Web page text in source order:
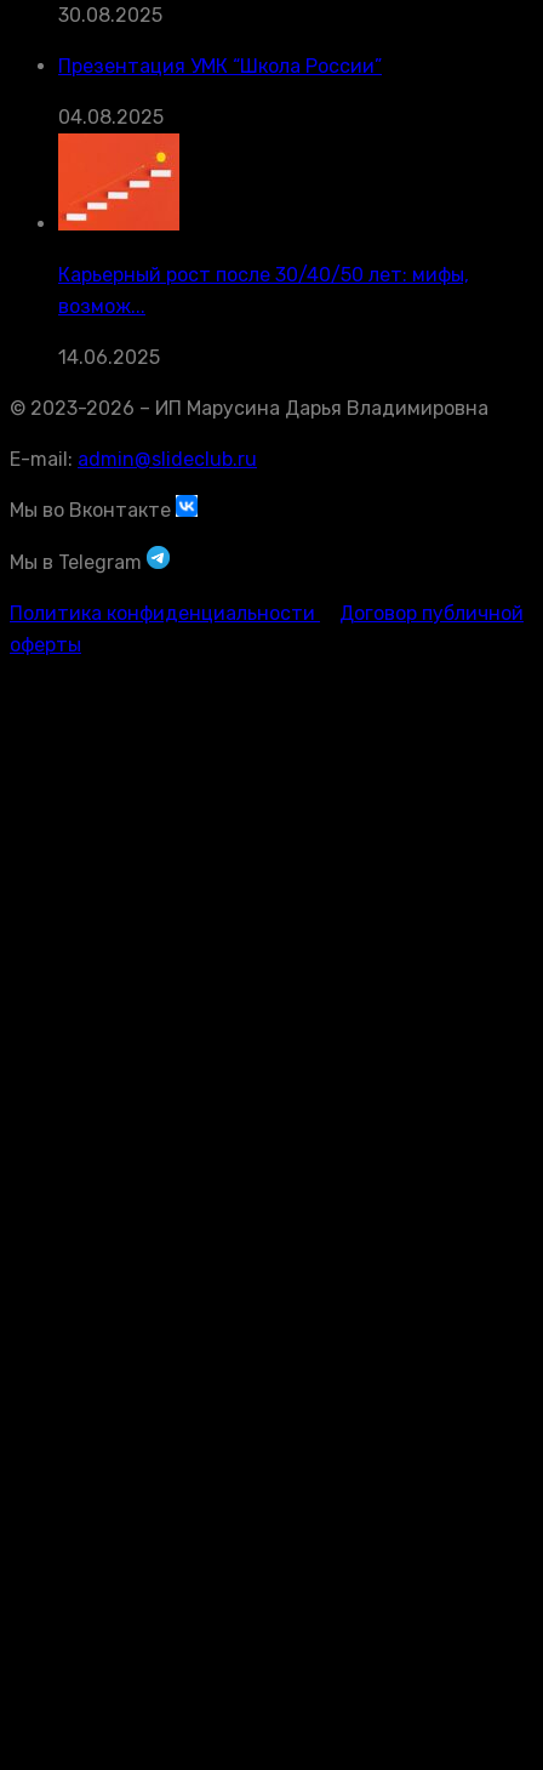
30.08.2025
Презентация УМК “Школа России”
04.08.2025
Карьерный рост после 30/40/50 лет: мифы,
возмож...
14.06.2025
© 2023-2026 – ИП Марусина Дарья Владимировна
E-mail: admin@slideclub.ru
Мы во Вконтакте
Мы в Telegram
Политика конфиденциальности
Договор публичной
оферты